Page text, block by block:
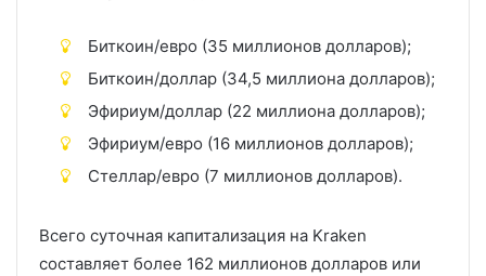
Биткоин/евро (35 миллионов долларов);
Биткоин/доллар (34,5 миллиона долларов);
Эфириум/доллар (22 миллиона долларов);
Эфириум/евро (16 миллионов долларов);
Стеллар/евро (7 миллионов долларов).
Всего суточная капитализация на Kraken
составляет более 162 миллионов долларов или